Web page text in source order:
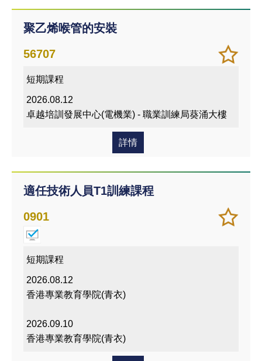
聚乙烯喉管的安裝
加
入/
愛的
儲存
課程
56707
短期課程
2026.08.12
卓越培訓發展中心(電機業) - 職業訓練局葵涌大樓
詳情
適任技術人員T1訓練課程
加
入/
儲存
課程
0901
短期課程
2026.08.12
香港專業教育學院(青衣)
2026.09.10
香港專業教育學院(青衣)